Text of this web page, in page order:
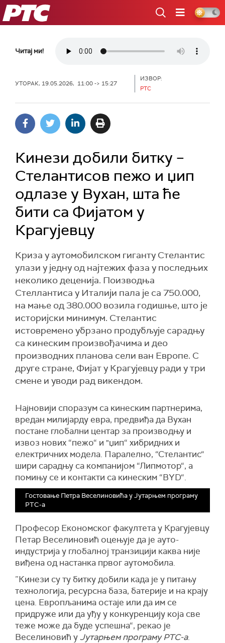
РТС
Читај ми!
УТОРАК, 19.05.2026, 11:00 -> 15:27
ИЗВОР:
РТС
Кинези добили битку –
Стелантисов пежо и џип
одлазе у Вухан, шта ће
бити са Фијатом у
Крагујевцу
Криза у аутомобилском гиганту Стелантис
улази у једну од најтежих фаза у последњих
неколико деценија. Поизводња
Стеллантиса у Италији пала је са 750.000,
на мање од 380.000 возила годишње, што је
историјски минимум. Стелантис
истовремено убрзано продубљује сарадњу
са кинеским произвођачима и део
производних планова сели ван Европе. С
друге стране, Фијат у Крагујевцу ради у три
смене и уводи рад викендом.
Најновији споразум са кинеским партнерима,
вредан милијарду евра, предвиђа да Вухан
постане глобални центар за производњу и
извоз нових “пежо“ и "џип“ хибридних и
електричних модела. Паралелно, “Стелантис“
шири сарадњу са компанијом “Липмотор“, а
помињу се и контакти са кинеским “BYD“.
Гостовање Петра Веселиновића у Јутарњем програму
РТС-а
Професор Економског факултета у Крагујевцу
Петар Веселиновић оцењује да је ауто-
индустрија у глобалној транзицији каква није
виђена од настанка првог аутомобила.
”Кинези су ту битку добили када је у питању
технологија, ресурсна база, батерије и на крају
цена. Европљанима остаје или да им се
придруже или да уђу у конкуренцију која све
теже може да буде успешна“, рекао је
Веселиновић у Јутарњем програму РТС-а.